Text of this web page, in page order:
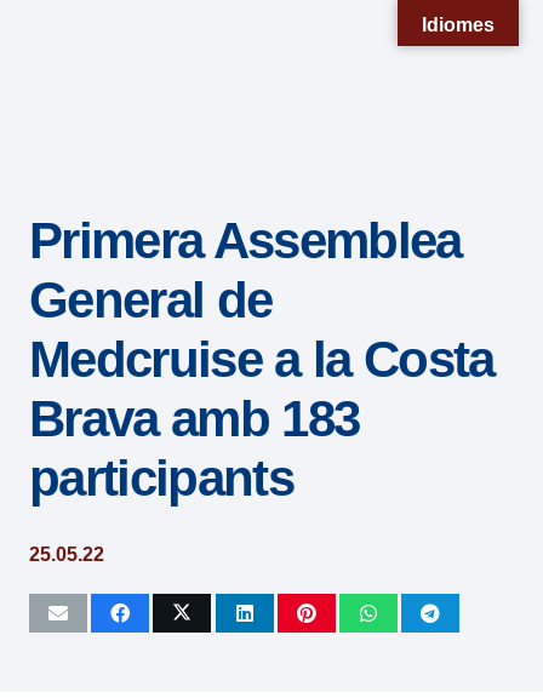
sistema
accesibilidad.
Primera Assemblea
General de
Medcruise a la Costa
Brava amb 183
participants
25.05.22
Idiomes